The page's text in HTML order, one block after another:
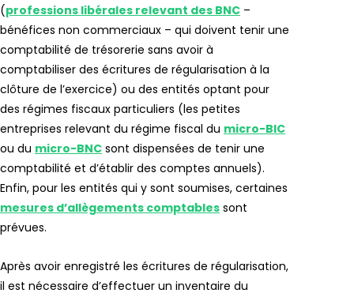
(professions libérales relevant des BNC –
bénéfices non commerciaux – qui doivent tenir une
comptabilité de trésorerie sans avoir à
comptabiliser des écritures de régularisation à la
clôture de l’exercice) ou des entités optant pour
des régimes fiscaux particuliers (les petites
entreprises relevant du régime fiscal du micro-BIC
ou du micro-BNC sont dispensées de tenir une
comptabilité et d’établir des comptes annuels).
Enfin, pour les entités qui y sont soumises, certaines
mesures d’allègements comptables sont
prévues.
Après avoir enregistré les écritures de régularisation,
il est nécessaire d’effectuer un inventaire du